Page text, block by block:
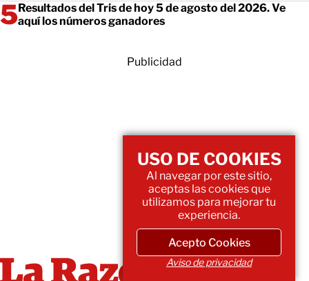
Resultados del Tris de hoy 5 de agosto del 2026. Ve
aquí los números ganadores
Publicidad
USO DE COOKIES
Al navegar por este sitio,
aceptas las cookies que
utilizamos para mejorar tu
experiencia.
Acepto Cookies
Aviso de privacidad